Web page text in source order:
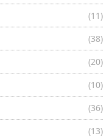
(11)
(38)
(20)
(10)
(36)
(13)